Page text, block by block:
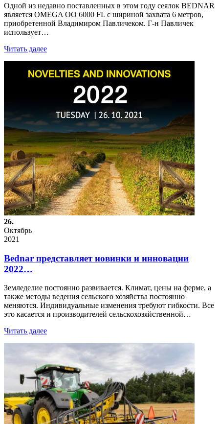
Одной из недавно поставленных в этом году сеялок BEDNAR
является OMEGA OO 6000 FL с шириной захвата 6 метров,
приобретенной Владимиром Павличеком. Г-н Павличек
использует…
Читать далее
26.
Октябрь
2021
Bednar представляет новинки и инновации
2022…
Земледелие постоянно развивается. Климат, цены на ферме, а
также методы ведения сельского хозяйства постоянно
меняются. Индивидуальные изменения требуют гибкости. Все
это касается и производителей сельскохозяйственной…
Читать далее